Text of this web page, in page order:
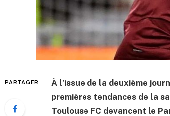
PARTAGER
À l’issue de la deuxième
premières tendances de la
Toulouse FC devancent le